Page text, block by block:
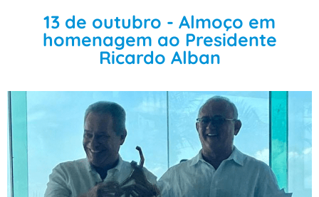
13 de outubro - Almoço em
homenagem ao Presidente
Ricardo Alban